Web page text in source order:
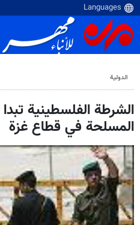
الدولية
الشرطة الفلسطينية تبدا
المسلحة في قطاع غزة